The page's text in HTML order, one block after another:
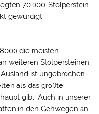
70.000. Stolperstein
gewürdigt.
die meisten
weiteren Stolpersteinen
ist ungebrochen.
als das größte
gibt. Auch in unserer
in den Gehwegen an